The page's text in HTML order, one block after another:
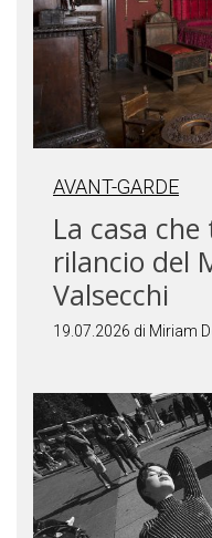
AVANT-GARDE
La casa
rilancio del
Valsecchi
19.07.2026 di Miriam